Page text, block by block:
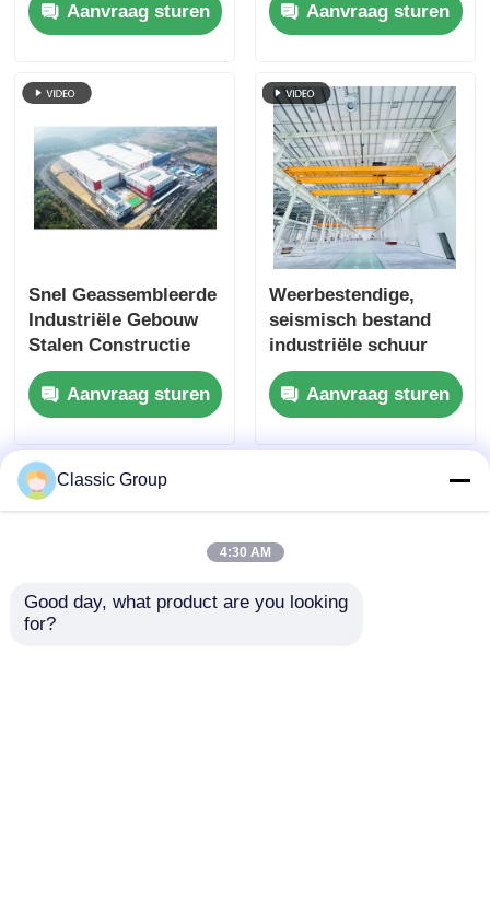
Aanvraag sturen
verdieping,
weerbestendig
Aanvraag sturen
Snel Geassembleerde
Industriële Gebouw
Stalen Constructie
Geprefabriceerde
Schuur Op Maat
Aanvraag sturen
Weerbestendige,
seismisch bestand
industriële schuur
staalstructuur
pakhuis portaal frame
schuur
Aanvraag sturen
Classic Group
4:30 AM
Good day, what product are you looking
for?